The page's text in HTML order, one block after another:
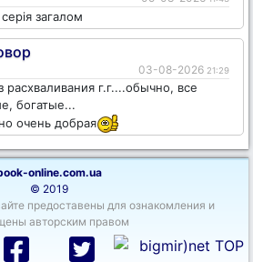
загалом
03-08-2026 21:29
г.г....обычно, все
богатые...
очень добрая
online.com.ua
© 2019
предоставены для ознакомления и
авторским правом